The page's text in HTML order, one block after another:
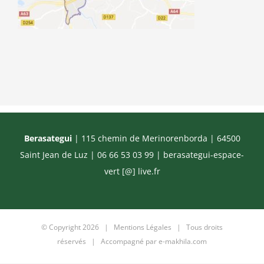
Berasategui| 115 chemin de Merinorenborda | 64500
Saint Jean de Luz | 06 66 53 03 99 | berasategui-espace-
vert [@] live.fr
© Copyright2026 | Mentions Légales | Tous droits
réservés | Accompagné pare-makhila.com